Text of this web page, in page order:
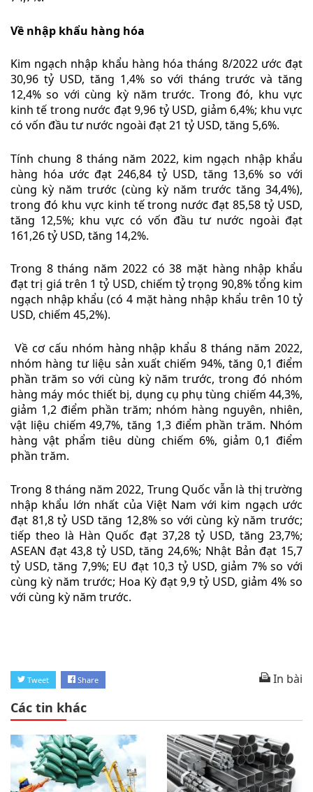
Về nhập khẩu hàng hóa
Kim ngạch nhập khẩu hàng hóa tháng 8/2022 ước đạt
30,96 tỷ USD, tăng 1,4% so với tháng trước và tăng
12,4% so với cùng kỳ năm trước. Trong đó, khu vực
kinh tế trong nước đạt 9,96 tỷ USD, giảm 6,4%; khu vực
có vốn đầu tư nước ngoài đạt 21 tỷ USD, tăng 5,6%.
Tính chung 8 tháng năm 2022, kim ngạch nhập khẩu
hàng hóa ước đạt 246,84 tỷ USD, tăng 13,6% so với
cùng kỳ năm trước (cùng kỳ năm trước tăng 34,4%),
trong đó khu vực kinh tế trong nước đạt 85,58 tỷ USD,
tăng 12,5%; khu vực có vốn đầu tư nước ngoài đạt
161,26 tỷ USD, tăng 14,2%.
Trong 8 tháng năm 2022 có 38 mặt hàng nhập khẩu
đạt trị giá trên 1 tỷ USD, chiếm tỷ trọng 90,8% tổng kim
ngạch nhập khẩu (có 4 mặt hàng nhập khẩu trên 10 tỷ
USD, chiếm 45,2%).
Về cơ cấu nhóm hàng nhập khẩu 8 tháng năm 2022,
nhóm hàng tư liệu sản xuất chiếm 94%, tăng 0,1 điểm
phần trăm so với cùng kỳ năm trước, trong đó nhóm
hàng máy móc thiết bị, dụng cụ phụ tùng chiếm 44,3%,
giảm 1,2 điểm phần trăm; nhóm hàng nguyên, nhiên,
vật liệu chiếm 49,7%, tăng 1,3 điểm phần trăm. Nhóm
hàng vật phẩm tiêu dùng chiếm 6%, giảm 0,1 điểm
phần trăm.
Trong 8 tháng năm 2022, Trung Quốc vẫn là thị trường
nhập khẩu lớn nhất của Việt Nam với kim ngạch ước
đạt 81,8 tỷ USD tăng 12,8% so với cùng kỳ năm trước;
tiếp theo là Hàn Quốc đạt 37,28 tỷ USD, tăng 23,7%;
ASEAN đạt 43,8 tỷ USD, tăng 24,6%; Nhật Bản đạt 15,7
tỷ USD, tăng 7,9%; EU đạt 10,3 tỷ USD, giảm 7% so với
cùng kỳ năm trước; Hoa Kỳ đạt 9,9 tỷ USD, giảm 4% so
với cùng kỳ năm trước.
In bài
Tweet Share
Các tin khác